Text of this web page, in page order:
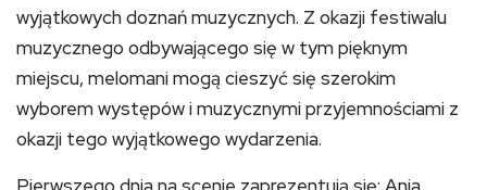
wyjątkowych doznań muzycznych. Z okazji festiwalu
muzycznego odbywającego się w tym pięknym
miejscu, melomani mogą cieszyć się szerokim
wyborem występów i muzycznymi przyjemnościami z
okazji tego wyjątkowego wydarzenia.